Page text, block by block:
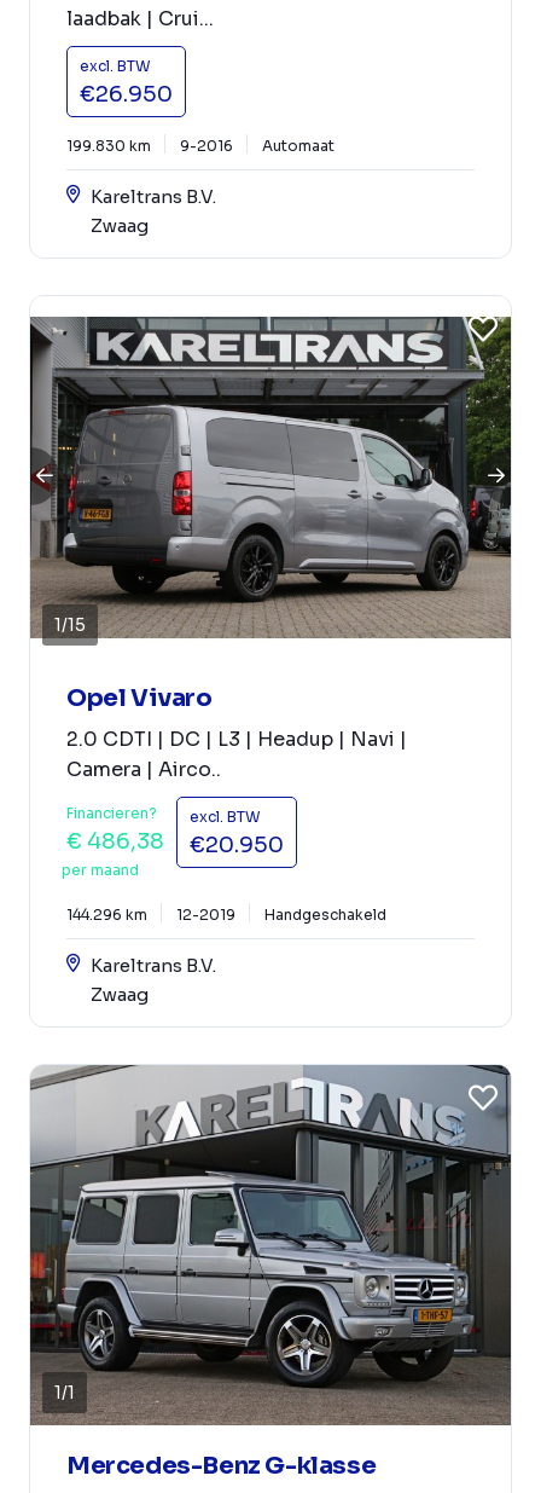
laadbak | Crui...
excl. BTW
€26.950
199.830 km 9-2016 Automaat
Kareltrans B.V.
Zwaag
1/15
Opel Vivaro
2.0 CDTI | DC | L3 | Headup | Navi |
Camera | Airco..
Financieren?
€ 486,38
per maand
excl. BTW
€20.950
144.296 km 12-2019 Handgeschakeld
Kareltrans B.V.
Zwaag
1/1
Mercedes-Benz G-klasse